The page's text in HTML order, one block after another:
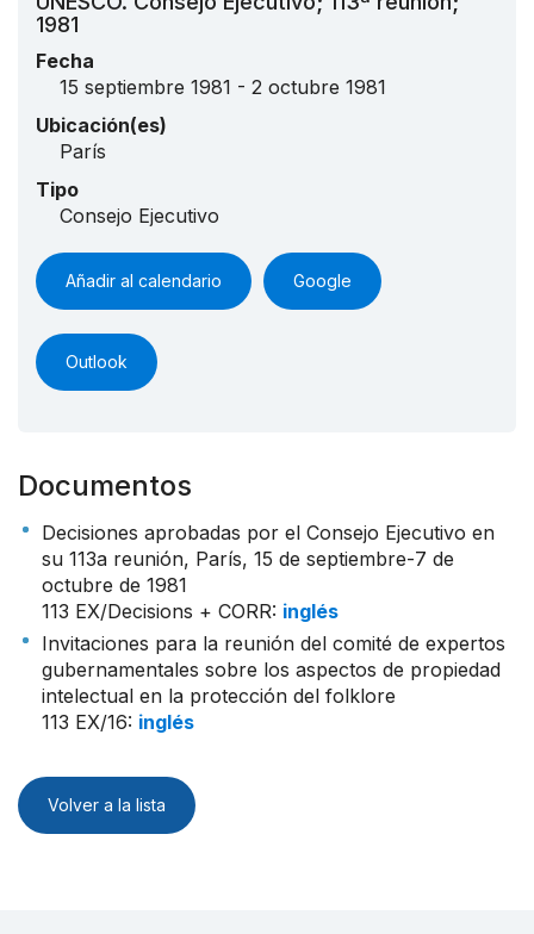
1981
Fecha
15 septiembre 1981 - 2 octubre 1981
Ubicación(es)
París
Tipo
Consejo Ejecutivo
Añadir al calendario Google
Outlook
Documentos
Decisiones aprobadas por el Consejo Ejecutivo en
su 113a reunión, París, 15 de septiembre-7 de
octubre de 1981
113 EX/Decisions + CORR: inglés
Invitaciones para la reunión del comité de expertos
gubernamentales sobre los aspectos de propiedad
intelectual en la protección del folklore
113 EX/16: inglés
Volver a la lista